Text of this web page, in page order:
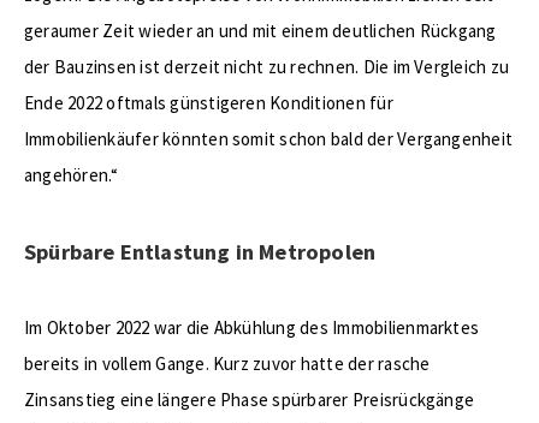
geraumer Zeit wieder an und mit einem deutlichen Rückgang
der Bauzinsen ist derzeit nicht zu rechnen. Die im Vergleich zu
Ende 2022 oftmals günstigeren Konditionen für
Immobilienkäufer könnten somit schon bald der Vergangenheit
angehören.“
Spürbare Entlastung in Metropolen
Im Oktober 2022 war die Abkühlung des Immobilienmarktes
bereits in vollem Gange. Kurz zuvor hatte der rasche
Zinsanstieg eine längere Phase spürbarer Preisrückgänge